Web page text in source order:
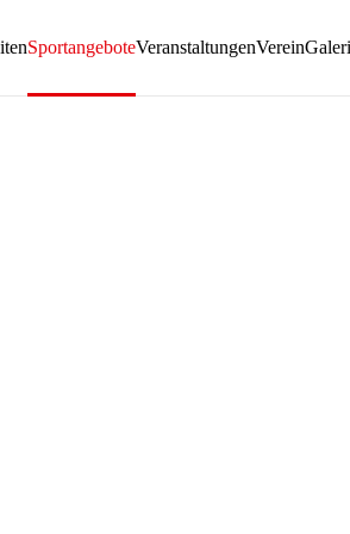
SportangeboteVeranstaltungenVerein